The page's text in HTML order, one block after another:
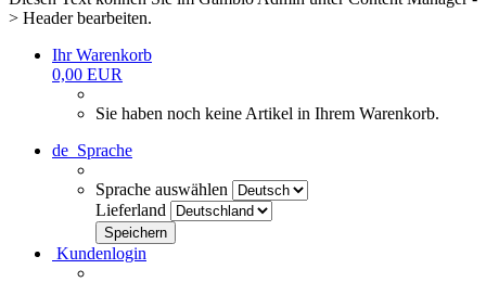
> Header bearbeiten.
Ihr Warenkorb
0,00 EUR
Sie haben noch keine Artikel in Ihrem Warenkorb.
de Sprache
Sprache auswählen
Lieferland
Kundenlogin